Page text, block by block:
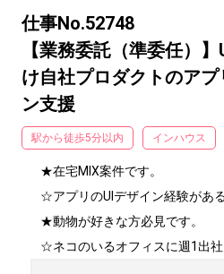
仕事No.52748
【業務委託（準委任）
け自社プロダクトのア
ン支援
駅から徒歩5分以内 インハウス
★在宅MIX案件です。
☆アプリのUIデザイン経験があ
★動物が好きな方必見です。
☆ネコのいるオフィスに週1出社